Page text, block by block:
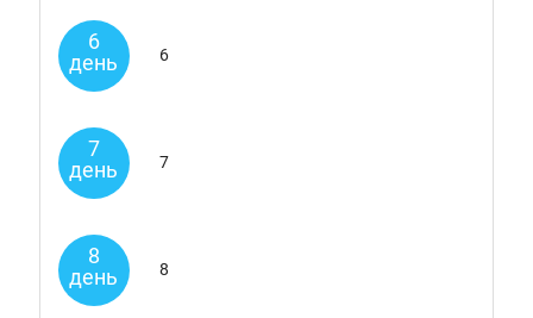
6
день
6
7
день
7
8
день
8